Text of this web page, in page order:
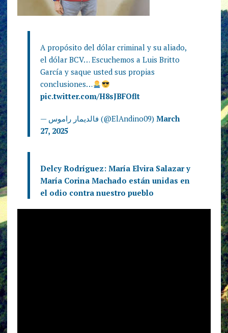
A propósito del dólar criminal y su aliado,
el dólar BCV… Escuchemos a Luis Britto
García y saque usted sus propias
conclusiones…
pic.twitter.com/H8sJBFOflt
— فالديمار راموس (@ElAndino09) March
27, 2025
Delcy Rodríguez: María Elvira Salazar y
María Corina Machado están unidas en
el odio contra nuestro pueblo